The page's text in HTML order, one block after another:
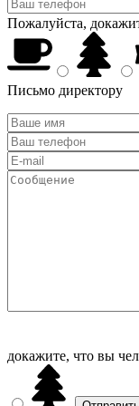
Пожалуйста,
Письмо директору
докажите, что вы